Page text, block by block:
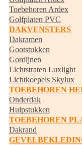
Toebehoren Ardex
Golfplaten PVC
DAKVENSTERS
Dakramen
Gootstukken
Gordijnen
Lichtstraten Luxlight
Lichtkoepels Skylux
TOEBEHOREN
Onderdak
Hulpstukken
TOEBEHOREN
Dakrand